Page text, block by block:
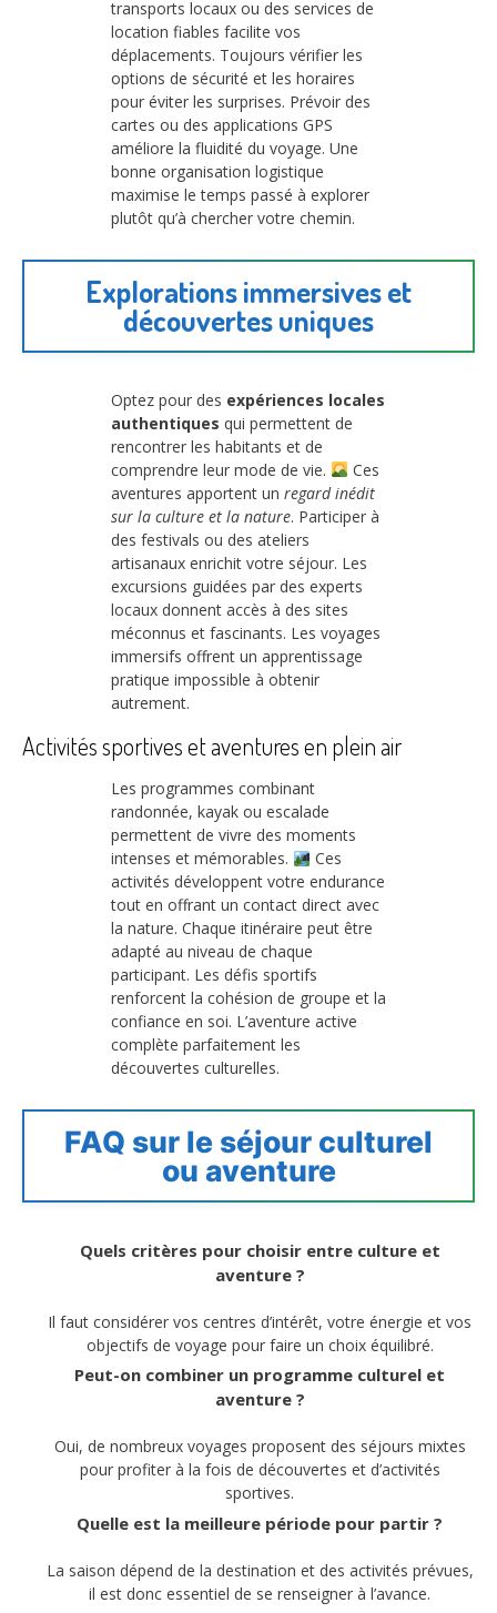
transports locaux ou des services de
location fiables facilite vos
déplacements. Toujours vérifier les
options de sécurité et les horaires
pour éviter les surprises. Prévoir des
cartes ou des applications GPS
améliore la fluidité du voyage. Une
bonne organisation logistique
maximise le temps passé à explorer
plutôt qu’à chercher votre chemin.
Explorations immersives et
découvertes uniques
Optez pour des expériences locales
authentiques qui permettent de
rencontrer les habitants et de
comprendre leur mode de vie.
Ces
aventures apportent un regard inédit
sur la culture et la nature. Participer à
des festivals ou des ateliers
artisanaux enrichit votre séjour. Les
excursions guidées par des experts
locaux donnent accès à des sites
méconnus et fascinants. Les voyages
immersifs offrent un apprentissage
pratique impossible à obtenir
autrement.
Activités sportives et aventures en plein air
Les programmes combinant
randonnée, kayak ou escalade
permettent de vivre des moments
intenses et mémorables.
Ces
activités développent votre endurance
tout en offrant un contact direct avec
la nature. Chaque itinéraire peut être
adapté au niveau de chaque
participant. Les défis sportifs
renforcent la cohésion de groupe et la
confiance en soi. L’aventure active
complète parfaitement les
découvertes culturelles.
FAQ sur le séjour culturel
ou aventure
Quels critères pour choisir entre culture et
aventure ?
Il faut considérer vos centres d’intérêt, votre énergie et vos
objectifs de voyage pour faire un choix équilibré.
Peut-on combiner un programme culturel et
aventure ?
Oui, de nombreux voyages proposent des séjours mixtes
pour profiter à la fois de découvertes et d’activités
sportives.
Quelle est la meilleure période pour partir ?
La saison dépend de la destination et des activités prévues,
il est donc essentiel de se renseigner à l’avance.